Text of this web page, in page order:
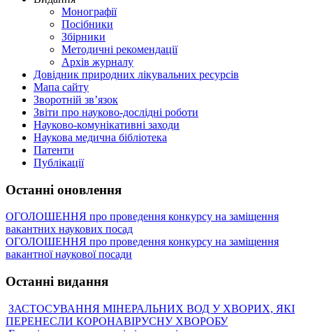
Монографії
Посібники
Збірники
Методичні рекомендації
Архів журналу
Довідник природних лікувальних ресурсів
Мапа сайту
Зворотній зв’язок
Звіти про науково-дослідні роботи
Науково-комунікативні заходи
Наукова медична бібліотека
Патенти
Публікації
Останні оновлення
ОГОЛОШЕННЯ про проведення конкурсу на заміщення
вакантних наукових посад
ОГОЛОШЕННЯ про проведення конкурсу на заміщення
вакантної наукової посади
Останні видання
ЗАСТОСУВАННЯ МІНЕРАЛЬНИХ ВОД У ХВОРИХ, ЯКІ
ПЕРЕНЕСЛИ КОРОНАВІРУСНУ ХВОРОБУ